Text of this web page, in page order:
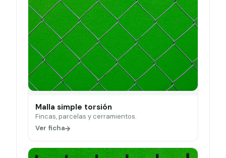
Malla simple torsión
Fincas, parcelas y cerramientos.
Ver ficha